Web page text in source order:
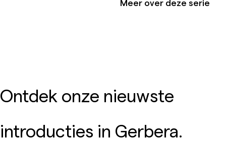
Meer over deze serie
Ontdek onze nieuwste
introducties in Gerbera.